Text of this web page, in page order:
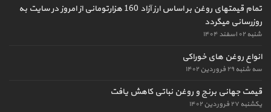
تمام قیمتهای روغن بر اساس ارز آزاد 160 هزارتومانی از امروز در سایت به
روزرسانی میگردد
شنبه ۰۲ اسفند ۱۴۰۴
انواع روغن های خوراکی
سه شنبه ۲۹ فروردین ۱۴۰۲
قیمت جهانی برنج و روغن نباتی کاهش یافت
یکشنبه ۲۷ فروردین ۱۴۰۲